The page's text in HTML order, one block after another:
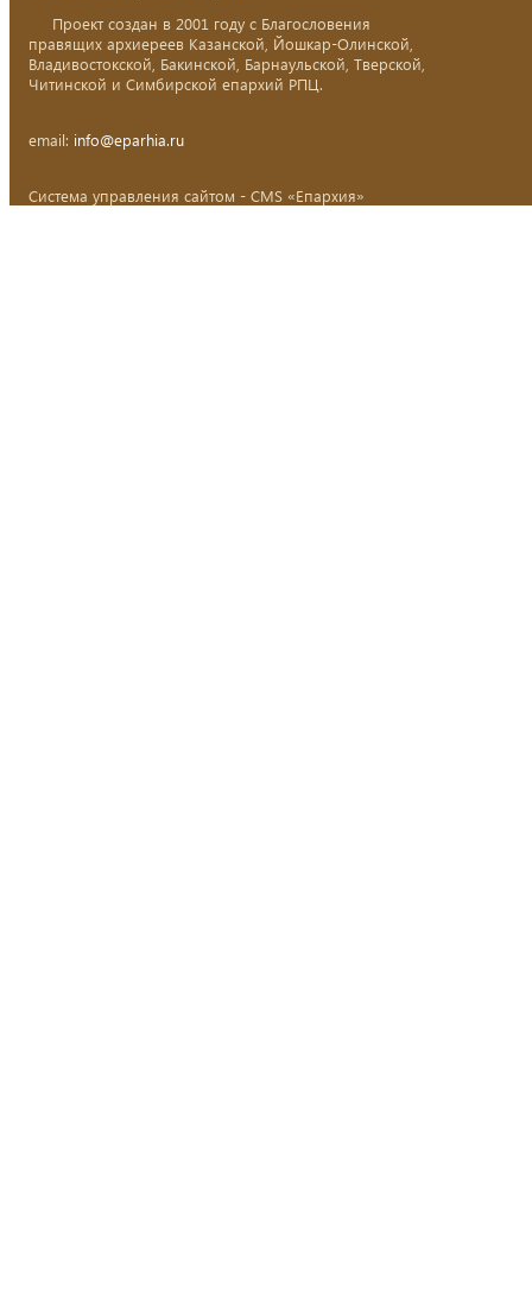
Проект создан в 2001 году с Благословения
правящих архиереев Казанской, Йошкар-Олинской,
Владивостокской, Бакинской, Барнаульской, Тверской,
Читинской и Симбирской епархий РПЦ.
email: info@eparhia.ru
Система управления сайтом - CMS «Епархия»